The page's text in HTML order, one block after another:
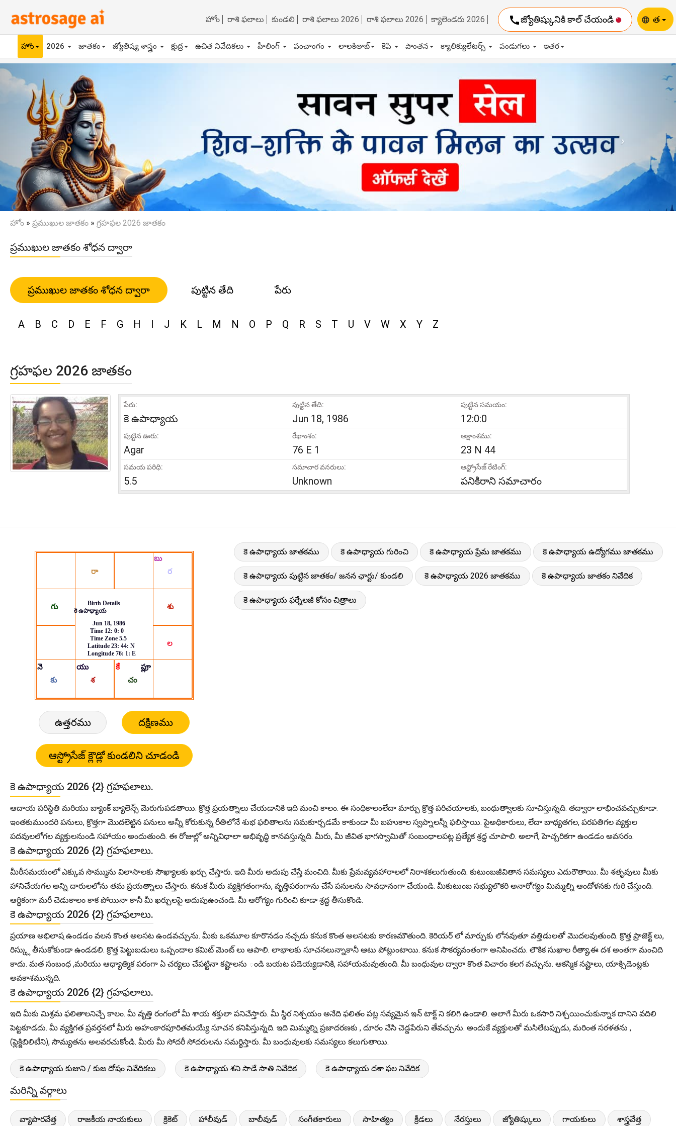
హోం రాశి ఫలాలు కుండలి రాశి ఫలాలు 2026 రాశి ఫలాలు 2026 క్యాలెండరు 2026 callజ్యోతిష్కునికి కాల్ చేయండి language త
హోం 2026 జాతకం జ్యోతిష్య శాస్త్రం క్షుద్ర ఉచిత నివేదికలు హీలింగ్ పంచాంగం లాలకితాబ్ కెపి పొంతన క్యాలిక్యులేటర్స్ పండుగలు ఇతర
Previous
హోం » ప్రముఖుల జాతకం » గ్రహఫల 2026 జాతకం
ప్రముఖుల జాతకం శోధన ద్వారా
ప్రముఖుల జాతకం శోధన ద్వారా పుట్టిన తేది పేరు
A B C D E F G H I J K L M N O P Q R S T U V W X Y Z
గ్రహఫల 2026 జాతకం
పేరు:
కె ఉపాధ్యాయ
పుట్టిన తేది:
Jun 18, 1986
పుట్టిన సమయం:
12:0:0
పుట్టిన ఊరు:
Agar
రేఖాంశం:
76 E 1
అక్షాంశము:
23 N 44
సమయ పరిధి:
5.5
సమాచార వనరులు:
Unknown
ఆస్ట్రోసేజ్ రేటింగ్:
పనికిరాని సమాచారం
ఉత్తరము దక్షిణము
కె ఉపాధ్యాయ జాతకము కె ఉపాధ్యాయ గురించి కె ఉపాధ్యాయ ప్రేమ జాతకము కె ఉపాధ్యాయ ఉద్యోగము జాతకము
కె ఉపాధ్యాయ పుట్టిన జాతకం/ జనన ఛార్టు/ కుండలి కె ఉపాధ్యాయ 2026 జాతకము కె ఉపాధ్యాయ జాతకం నివేదిక
కె ఉపాధ్యాయ ఫర్నేలజీ కోసం చిత్రాలు
కె ఉపాధ్యాయ 2026 {2} గ్రహఫలాలు.
ఆదాయ పరిస్థితి మరియు బ్యాంక్ బ్యాలెన్స్ మెరుగుపడతాయి. క్రొత్త ప్రయత్నాలు చేయడానికి ఇది మంచి కాలం. ఈ సంధికాలంలేదా మార్పు క్రొత్త పరిచయాలకు, బంధుత్వాలకు సూచిస్తున్నది. తద్వారా లాభించవచ్చుకూడా.
ఇంతకుముందరి పనులు, క్రొత్తగా మొదలెట్టిన పనులు అన్నీ కోరుకున్న రీతిలోనే శుభ ఫలితాలను సమకూర్చడమే కాకుండా మీ బహుకాల స్వప్నాలన్నీ ఫలిస్తాయి. పైఅధికారులు, లేదా బాధ్యతగల, పరపతిగల వ్యక్తుల
పదవులలోగల వ్యక్తులనుండి సహాయం అందుతుంది. ఈ రోజుల్లో అన్నివిధాలా అభివృద్ధి కానవస్తున్నది. మీరు, మీ జీవిత భాగస్వామితో సంబంధాలపట్ల ప్రత్యేక శ్రద్ధ చూపాలి. అలాగే, హెచ్చరికగా ఉండడం అవసరం.
కె ఉపాధ్యాయ 2026 {2} గ్రహఫలాలు.
మీరీసమయంలో ఎక్కువ సొమ్మును విలాసాలకు సౌఖ్యాలకు ఖర్చు చేస్తారు. ఇది మీరు అదుపు చేస్తే మంచిది. మీకు ప్రేమవ్యవహారాలలో నిరాశకలుగుతుంది. కుటుంబజీవితాన సమస్యలు ఎదురౌతాయి. మీ శతృవులు మీకు
హానిచేయగల అన్ని దారులలోను తమ ప్రయత్నాలు చేస్తారు. కనుక మీరు వ్యక్తిగతంగాను, వృత్తిపరంగాను చేసే పనులను సావధానంగా చేయండి. మీకుటుంబ సభ్యులొకరి అనారోగ్యం మిమ్మల్ని ఆందోళనకు గురి చేస్తుంది.
ఆర్థికంగా మరీ చెడుకాలం కాక పోయినా కానీ మీ ఖర్చులపై అదుపుఉంచండి. మీ ఆరోగ్యం గురించి కూడా శ్రద్ధ తీసుకొండి.
కె ఉపాధ్యాయ 2026 {2} గ్రహఫలాలు.
ప్రయాణ అభిలాష ఉండడం వలన కొంత అలసట ఉండవచ్చును. మీకు ఒకమూల కూరొనడం నచ్చదు కనుక కొంత అలసటకు కారణమౌతుంది. కెరియర్ లో మార్పుకు లోనవుతూ వత్తిడులతో మొదలవుతుంది. క్రొత్త ప్రాజెక్ట్ లు,
రిస్క్లు తీసుకోకుండా ఉండడలి. క్రొత్త పెట్టుబడులు ఒప్పందాల కమిట్ మెంట్ లు ఆపాలి. లాభాలకు సూచనలున్నాకానీ ఆటు పోట్లుంటాయి. కనుక సౌకర్యవంతంగా అనిపించదు. లౌకిక సుఖాల రీత్యా,ఈ దశ అంతగా మంచిది
కాదు. మత సంబంధ ,మరియు ఆధ్యాత్మిక పరంగా ఏ చర్యలు చేపట్టినా కష్టాలను ండి బయట పడెయ్యడానికి, సహాయమవుతుంది. మీ బంధువుల ద్వారా కొంత విచారం కలగ వచ్చును. ఆకస్మిక నష్టాలు, యాక్సిడెంట్లకు
అవకాశమున్నది.
కె ఉపాధ్యాయ 2026 {2} గ్రహఫలాలు.
ఇది మీకు మిశ్రమ ఫలితాలనిచ్చే కాలం. మీ వృత్తి రంగంలో మీ శాయ శక్తులా పనిచేస్తారు. మీ స్థిర నిశ్చయం అనేది ఫలితం పట్ల సవ్యమైన ఇన్ టాక్ట్ ని కలిగి ఉండాలి. అలాగే మీరు ఒకసారి నిశ్చయించుకున్నాక దానిని వదిలి
పెట్టకూడదు. మీ వ్యక్తిగత ప్రవర్తనలో మీరు అహంకారపూరితమయ్యే సూచన కనిపిస్తున్నది. ఇది మిమ్మల్ని ప్రజాదరణకు , దూరం చేసి చెడ్డపేరుని తేవచ్చును. అందుకే వ్యక్తులతో మసిలేటప్పుడు, మరింత సరళతను ,
(ఫ్లెక్జిబిలిటీని), సౌమ్యతను అలవరచుకోండి. మీరు మీ సోదరీ సోదరులను సమర్థిస్తారు. మీ బంధువులకు సమస్యలు కలుగుతాయి.
కె ఉపాధ్యాయ కుజుని / కుజ దోషం నివేదికలు కె ఉపాధ్యాయ శని సాడే సాతి నివేదిక కె ఉపాధ్యాయ దశా ఫల నివేదిక
మరిన్ని వర్గాలు
వ్యాపారవేత్త రాజకీయ నాయకులు క్రికెట్ హాలీవుడ్ బాలీవుడ్ సంగీతకారులు సాహిత్యం క్రీడలు నేరస్తులు జ్యోతిష్కులు గాయకులు శాస్త్రవేత్త